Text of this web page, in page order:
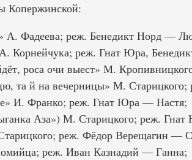
Копержинской:
А. Фадеева; реж. Бенедикт Норд —
Корнейчука; реж. Гнат Юра,
роса очи выест» М.
та й на вечерницы» М.
И. Франко; реж. Гнат Юра — Настя;
Аза») М. Старицкого; реж.
реж. Фёдор Верещагин —
реж. Иван Казнадий — Ганна;